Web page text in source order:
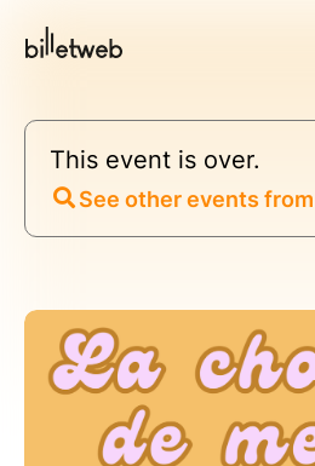
This event is over.
See other events